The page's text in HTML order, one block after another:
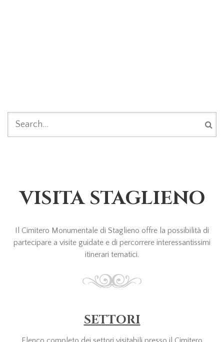
FORM DI RICERCA
VISITA STAGLIENO
Il Cimitero Monumentale di Staglieno offre la possibilità di
partecipare a visite guidate e di percorrere interessantissimi
itinerari tematici.
SETTORI